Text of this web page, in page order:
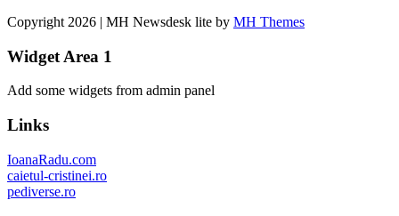
Copyright 2026 | MH Newsdesk lite by MH Themes
Widget Area 1
Add some widgets from admin panel
Links
IoanaRadu.com
caietul-cristinei.ro
pediverse.ro